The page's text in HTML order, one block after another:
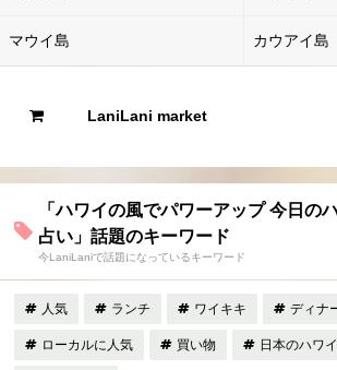
マウイ島 カウアイ島
LaniLani market
「ハワイの風でパワーアップ 今日の
占い」話題のキーワード
今LaniLaniで話題になっているキーワード
人気 ランチ ワイキキ ディナ
ローカルに人気 買い物 日本のハワ